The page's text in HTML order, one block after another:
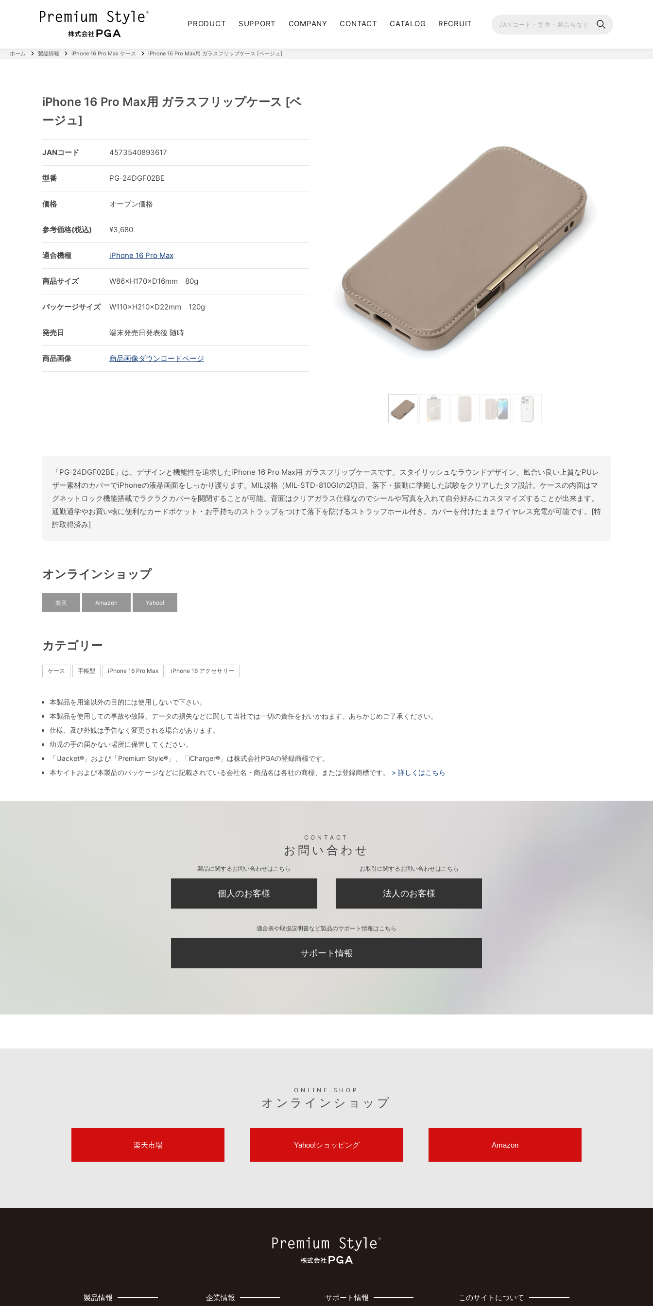
PRODUCT SUPPORT COMPANY CONTACT CATALOG RECRUIT
ホーム 製品情報 iPhone 16 Pro Max ケース iPhone 16 Pro Max用 ガラスフリップケース [ベージュ]
iPhone 16 Pro Max用 ガラスフリップケース [ベ
ージュ]
JANコード 4573540893617
型番 PG-24DGF02BE
価格 オープン価格
参考価格(税込) ¥3,680
適合機種 iPhone 16 Pro Max
商品サイズ W86×H170×D16mm 80g
パッケージサイズ W110×H210×D22mm 120g
発売日 端末発売日発表後 随時
商品画像 商品画像ダウンロードページ
「PG-24DGF02BE」は、デザインと機能性を追求したiPhone 16 Pro Max用 ガラスフリップケースです。スタイリッシュなラウンドデザイン。風合い良い上質なPUレ
ザー素材のカバーでiPhoneの液晶画面をしっかり護ります。MIL規格（MIL-STD-810G)の2項目、落下・振動に準拠した試験をクリアしたタフ設計。ケースの内面はマ
グネットロック機能搭載でラクラクカバーを開閉することが可能。背面はクリアガラス仕様なのでシールや写真を入れて自分好みにカスタマイズすることが出来ます。
通勤通学やお買い物に便利なカードポケット・お手持ちのストラップをつけて落下を防げるストラップホール付き。カバーを付けたままワイヤレス充電が可能です。[特
許取得済み]
オンラインショップ
楽天 Amazon Yahoo!
カテゴリー
ケース 手帳型 iPhone 16 Pro Max iPhone 16 アクセサリー
本製品を用途以外の目的には使用しないで下さい。
本製品を使用しての事故や故障、データの損失などに関して当社では一切の責任をおいかねます。あらかじめご了承ください。
仕様、及び外観は予告なく変更される場合があります。
幼児の手の届かない場所に保管してください。
「iJacket®」および「Premium Style®」、「iCharger®」は株式会社PGAの登録商標です。
本サイトおよび本製品のパッケージなどに記載されている会社名・商品名は各社の商標、または登録商標です。
> 詳しくはこちら
CONTACT
お問い合わせ
製品に関するお問い合わせはこちら
個人のお客様
お取引に関するお問い合わせはこちら
法人のお客様
適合表や取扱説明書など製品のサポート情報はこちら
サポート情報
ONLINE SHOP
オンラインショップ
楽天市場 Yahoo!ショッピング Amazon
製品情報 企業情報 サポート情報 このサイトについて